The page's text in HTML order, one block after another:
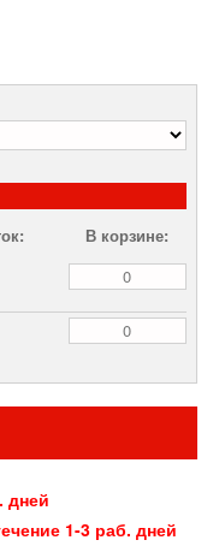
В корзине:
дней
1-3 раб. дней